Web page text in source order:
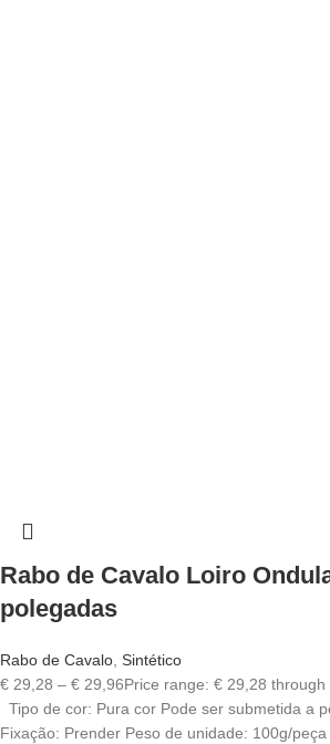
Rabo de Cavalo Loiro
polegadas
Rabo de Cavalo, Sintético
€ 29,28 – € 29,96Price range: € 29,28 through
Tipo de cor: Pura cor Pode ser submetida a
Fixação: Prender Peso de unidade: 100g/peça